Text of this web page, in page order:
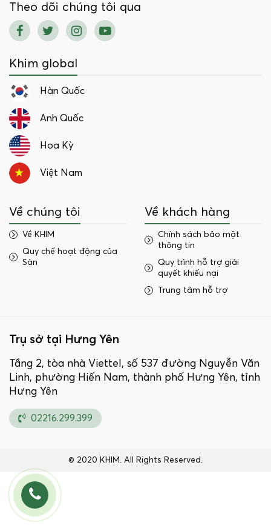
Theo dõi chúng tôi qua
Khim global
Hàn Quốc
Anh Quốc
Hoa Kỳ
Việt Nam
Về chúng tôi
Về KHIM
Quy chế hoạt động của
Sàn
Về khách hàng
Chính sách bảo mật
thông tin
Quy trình hỗ trợ giải
quyết khiếu nại
Trung tâm hỗ trợ
Trụ sở tại Hưng Yên
Tầng 2, tòa nhà Viettel, số 537 đường Nguyễn Văn
Linh, phường Hiến Nam, thành phố Hưng Yên, tỉnh
Hưng Yên
02216.299.399
© 2020 KHIM. All Rights Reserved.